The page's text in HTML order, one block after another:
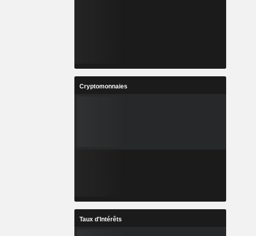
Cryptomonnaies
Taux d'Intérêts